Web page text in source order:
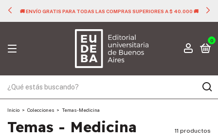
🚚 ENVÍO GRATIS PARA TODAS LAS COMPRAS SUPERIORES A $ 40.000 🚚
0
Inicio > Colecciones > Temas - Medicina
Temas - Medicina 11 productos